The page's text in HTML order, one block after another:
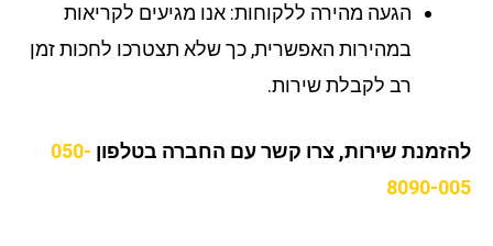
הגעה מהירה ללקוחות: אנו מגיעים לקריאות
במהירות האפשרית, כך שלא תצטרכו לחכות זמן
רב לקבלת שירות.
שירות, צרו קשר עם החברה בטלפון050-
8090-